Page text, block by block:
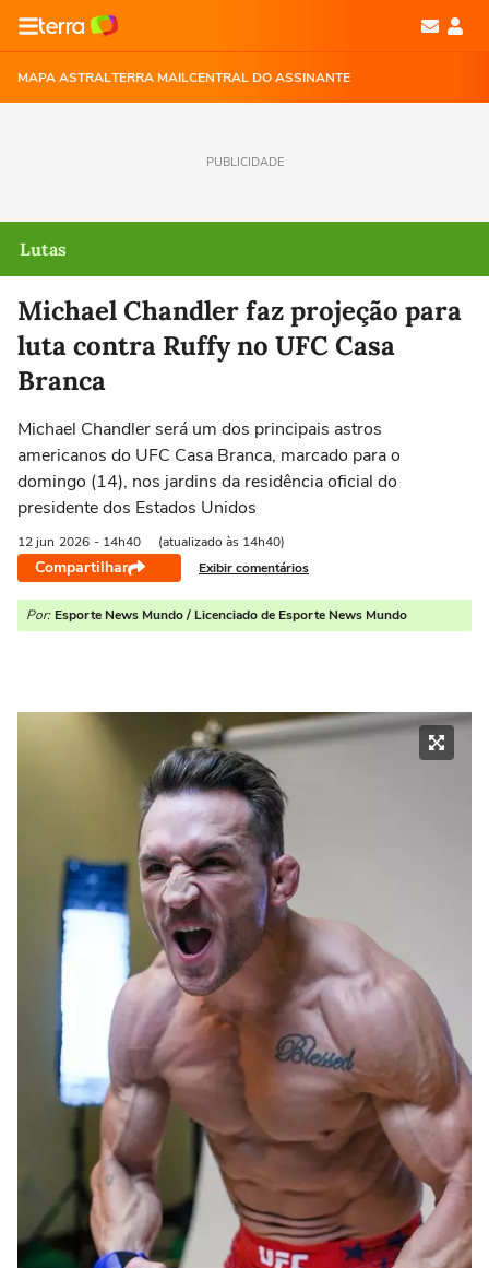
MAPA ASTRALTERRA MAILCENTRAL DO ASSINANTE
PUBLICIDADE
Lutas
Michael Chandler faz projeção para
luta contra Ruffy no UFC Casa
Branca
Michael Chandler será um dos principais astros
americanos do UFC Casa Branca, marcado para o
domingo (14), nos jardins da residência oficial do
presidente dos Estados Unidos
12 jun 2026 - 14h40 (atualizado às 14h40)
Compartilhar Exibir comentários
Por: Esporte News Mundo / Licenciado de Esporte News Mundo